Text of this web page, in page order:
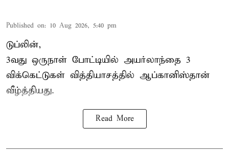
Published on: 10 Aug 2026, 5:40 pm
டுப்லின்,
3வது ஒருநாள் போட்டியில் அயர்லாந்தை 3
விக்கெட்டுகள் வித்தியாசத்தில் ஆப்கானிஸ்தான்
வீழ்த்தியது.
Read More